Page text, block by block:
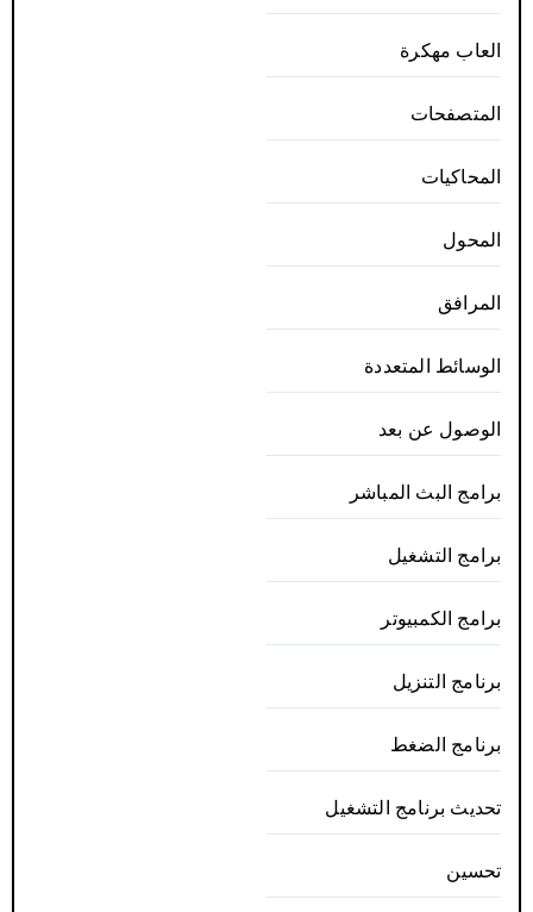
العاب مهكرة
المتصفحات
المحاكيات
المحول
المرافق
الوسائط المتعددة
الوصول عن بعد
برامج البث المباشر
برامج التشغيل
برامج الكمبيوتر
برنامج التنزيل
برنامج الضغط
تحديث برنامج التشغيل
تحسين